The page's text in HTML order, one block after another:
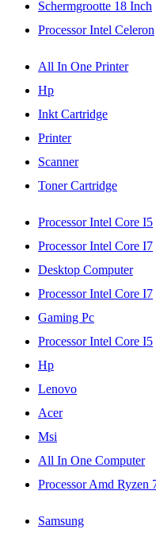
Schermgrootte 18 Inch
Processor Intel Celeron
All In One Printer
Hp
Inkt Cartridge
Printer
Scanner
Toner Cartridge
Processor Intel Core I5
Processor Intel Core I7
Desktop Computer
Processor Intel Core I7
Gaming Pc
Processor Intel Core I5
Hp
Lenovo
Acer
Msi
All In One Computer
Processor Amd Ryzen
Samsung